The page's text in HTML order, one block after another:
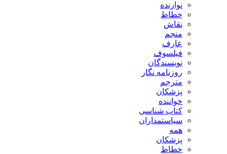
نوازنده
خطاط
نقاش
منجم
عارف
فیلسوف
نویسندگان
روزنامه نگار
مترجم
پزشکان
خواننده
کتاب شناسی
سیاستمداران
همه
پزشکان
خطاط